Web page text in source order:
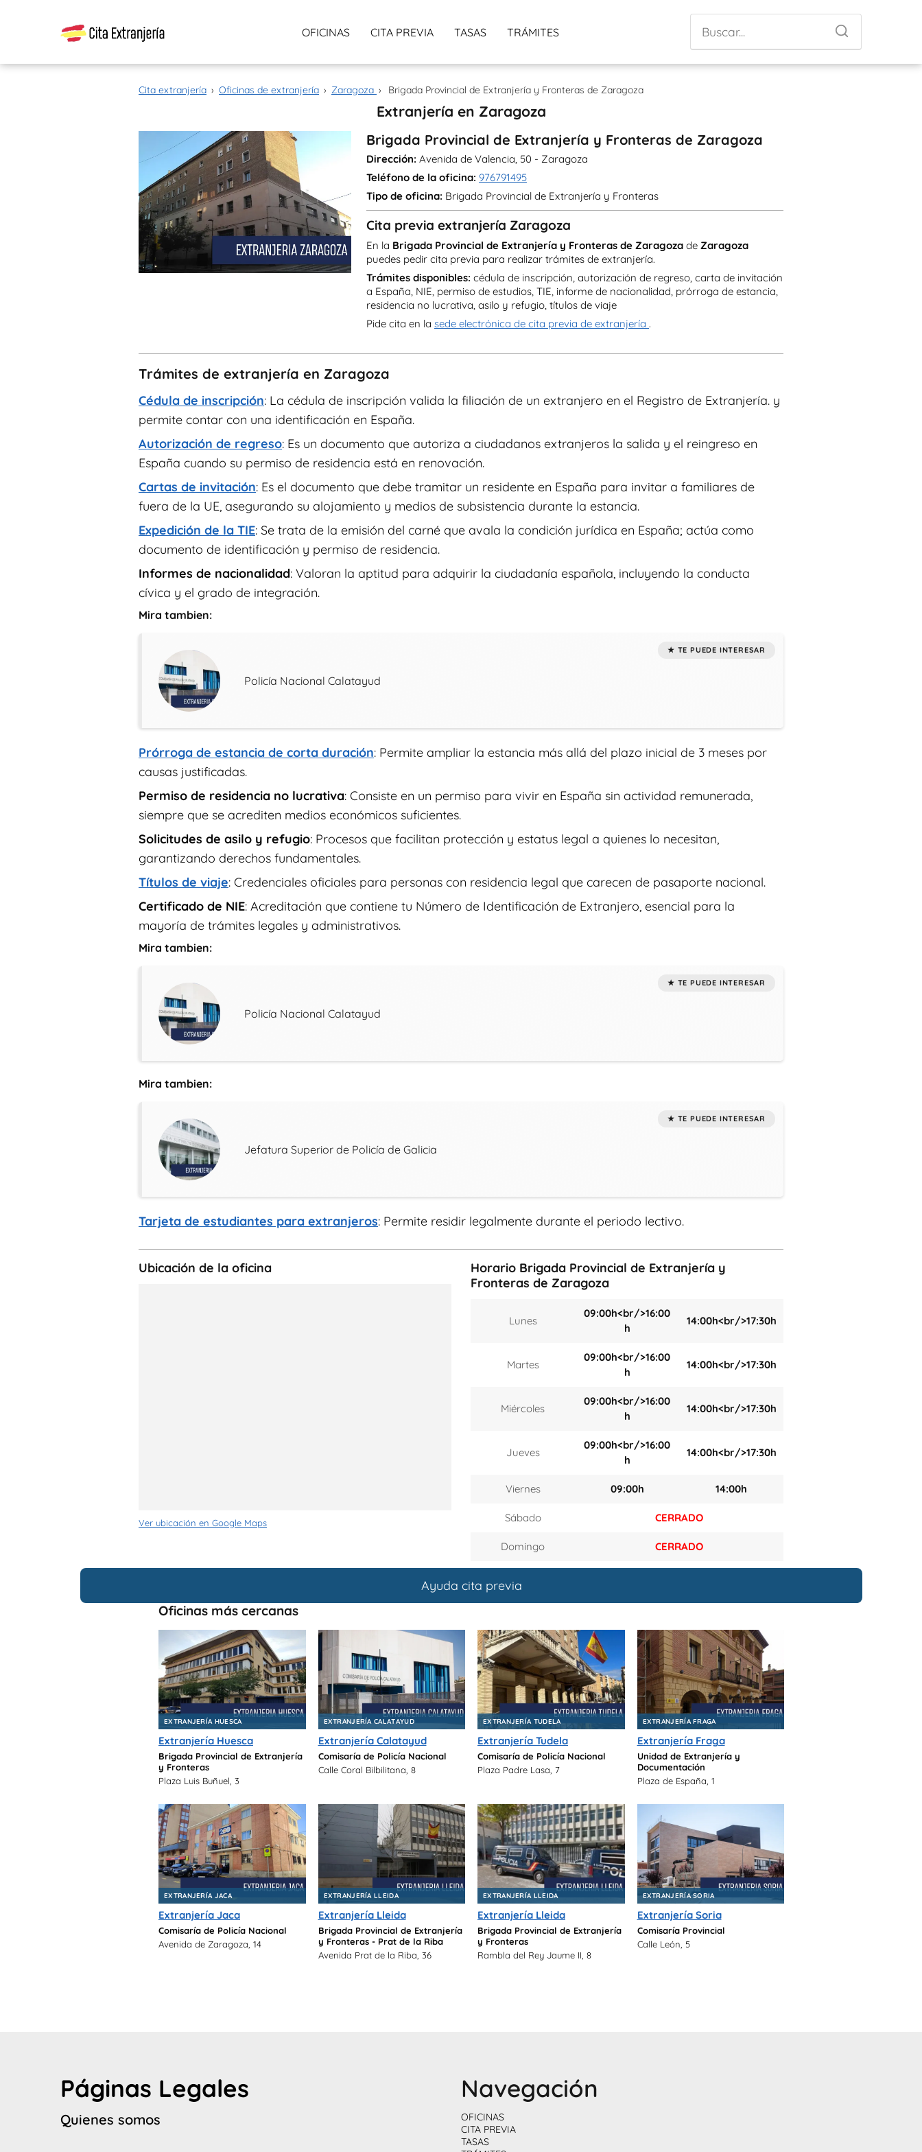
OFICINAS CITA PREVIA TASAS TRÁMITES
Cita extranjería › Oficinas de extranjería › Zaragoza › Brigada Provincial de Extranjería y Fronteras de Zaragoza
Extranjería en Zaragoza
Brigada Provincial de Extranjería y Fronteras de Zaragoza
Dirección: Avenida de Valencia, 50 - Zaragoza
Teléfono de la oficina: 976791495
Tipo de oficina: Brigada Provincial de Extranjería y Fronteras
Cita previa extranjería Zaragoza
En la Brigada Provincial de Extranjería y Fronteras de Zaragoza de Zaragoza
puedes pedir cita previa para realizar trámites de extranjería.
Trámites disponibles: cédula de inscripción, autorización de regreso, carta de invitación
a España, NIE, permiso de estudios, TIE, informe de nacionalidad, prórroga de estancia,
residencia no lucrativa, asilo y refugio, títulos de viaje
Pide cita en la sede electrónica de cita previa de extranjería .
Trámites de extranjería en Zaragoza
Cédula de inscripción: La cédula de inscripción valida la filiación de un extranjero en el Registro de Extranjería. y
permite contar con una identificación en España.
Autorización de regreso: Es un documento que autoriza a ciudadanos extranjeros la salida y el reingreso en
España cuando su permiso de residencia está en renovación.
Cartas de invitación: Es el documento que debe tramitar un residente en España para invitar a familiares de
fuera de la UE, asegurando su alojamiento y medios de subsistencia durante la estancia.
Expedición de la TIE: Se trata de la emisión del carné que avala la condición jurídica en España; actúa como
documento de identificación y permiso de residencia.
Informes de nacionalidad: Valoran la aptitud para adquirir la ciudadanía española, incluyendo la conducta
cívica y el grado de integración.
Mira tambien:
Policía Nacional Calatayud
Prórroga de estancia de corta duración: Permite ampliar la estancia más allá del plazo inicial de 3 meses por
causas justificadas.
Permiso de residencia no lucrativa: Consiste en un permiso para vivir en España sin actividad remunerada,
siempre que se acrediten medios económicos suficientes.
Solicitudes de asilo y refugio: Procesos que facilitan protección y estatus legal a quienes lo necesitan,
garantizando derechos fundamentales.
Títulos de viaje: Credenciales oficiales para personas con residencia legal que carecen de pasaporte nacional.
Certificado de NIE: Acreditación que contiene tu Número de Identificación de Extranjero, esencial para la
mayoría de trámites legales y administrativos.
Mira tambien:
Policía Nacional Calatayud
Mira tambien:
Jefatura Superior de Policía de Galicia
Tarjeta de estudiantes para extranjeros: Permite residir legalmente durante el periodo lectivo.
Ubicación de la oficina
Ver ubicación en Google Maps
Horario Brigada Provincial de Extranjería y
Fronteras de Zaragoza
Lunes
09:00h<br/>16:00
h
14:00h<br/>17:30h
Martes
09:00h<br/>16:00
h
14:00h<br/>17:30h
Miércoles
09:00h<br/>16:00
h
14:00h<br/>17:30h
Jueves
09:00h<br/>16:00
h
14:00h<br/>17:30h
Viernes 09:00h 14:00h
Sábado CERRADO
Domingo CERRADO
Ayuda cita previa
Oficinas más cercanas
EXTRANJERÍA HUESCA
Extranjería Huesca
Brigada Provincial de Extranjería
y Fronteras
Plaza Luis Buñuel, 3
EXTRANJERÍA CALATAYUD
Extranjería Calatayud
Comisaría de Policía Nacional
Calle Coral Bilbilitana, 8
EXTRANJERÍA TUDELA
Extranjería Tudela
Comisaría de Policía Nacional
Plaza Padre Lasa, 7
EXTRANJERÍA FRAGA
Extranjería Fraga
Unidad de Extranjería y
Documentación
Plaza de España, 1
EXTRANJERÍA JACA
Extranjería Jaca
Comisaría de Policía Nacional
Avenida de Zaragoza, 14
EXTRANJERÍA LLEIDA
Extranjería Lleida
Brigada Provincial de Extranjería
y Fronteras - Prat de la Riba
Avenida Prat de la Riba, 36
EXTRANJERÍA LLEIDA
Extranjería Lleida
Brigada Provincial de Extranjería
y Fronteras
Rambla del Rey Jaume II, 8
EXTRANJERÍA SORIA
Extranjería Soria
Comisaría Provincial
Calle León, 5
Páginas Legales
Quienes somos
Navegación
OFICINAS
CITA PREVIA
TASAS